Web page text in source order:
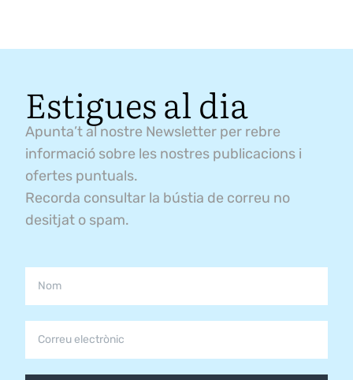
Estigues al dia
Apunta’t al nostre Newsletter per rebre
informació sobre les nostres publicacions i
ofertes puntuals.
Recorda consultar la bústia de correu no
desitjat o spam.